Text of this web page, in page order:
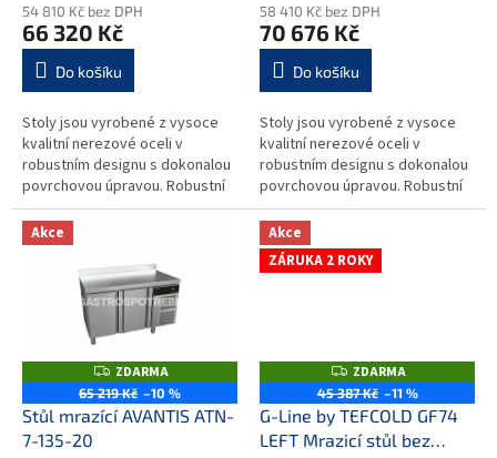
54 810 Kč bez DPH
66 320 Kč
Do košíku
Stoly jsou vyrobené z vysoce
kvalitní nerezové oceli v
robustním designu s dokonalou
povrchovou úpravou. Robustní
pracovní nerezová deska se
stříkanou 30 mm izolací,
osazená...
58 410 Kč bez DPH
70 676 Kč
Do košíku
Stoly jsou vyrobené z vysoce
kvalitní nerezové oceli v
robustním designu s dokonalou
povrchovou úpravou. Robustní
pracovní nerezová deska se
stříkanou 30 mm izolací,
osazená...
Akce
Z
D
A
R
ZDARMA
65 219 Kč –10 %
Stůl mrazící AVANTIS ATN-
7-135-20
Akce
ZÁRUKA 2 ROKY
Z
D
A
R
M
A
ZDARMA
45 387 Kč –11 %
G-Line by TEFCOLD GF74
LEFT Mrazicí stůl bez